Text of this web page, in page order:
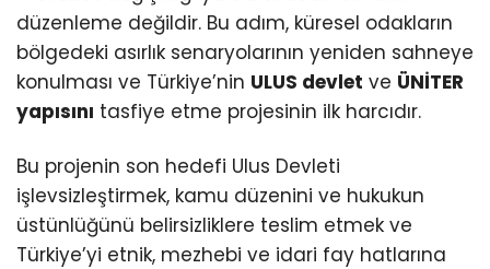
düzenleme değildir. Bu adım, küresel odakların
bölgedeki asırlık senaryolarının yeniden sahneye
konulması ve Türkiye’nin ULUS devlet ve ÜNİTER
yapısını tasfiye etme projesinin ilk harcıdır.
Bu projenin son hedefi Ulus Devleti
işlevsizleştirmek, kamu düzenini ve hukukun
üstünlüğünü belirsizliklere teslim etmek ve
Türkiye’yi etnik, mezhebi ve idari fay hatlarına